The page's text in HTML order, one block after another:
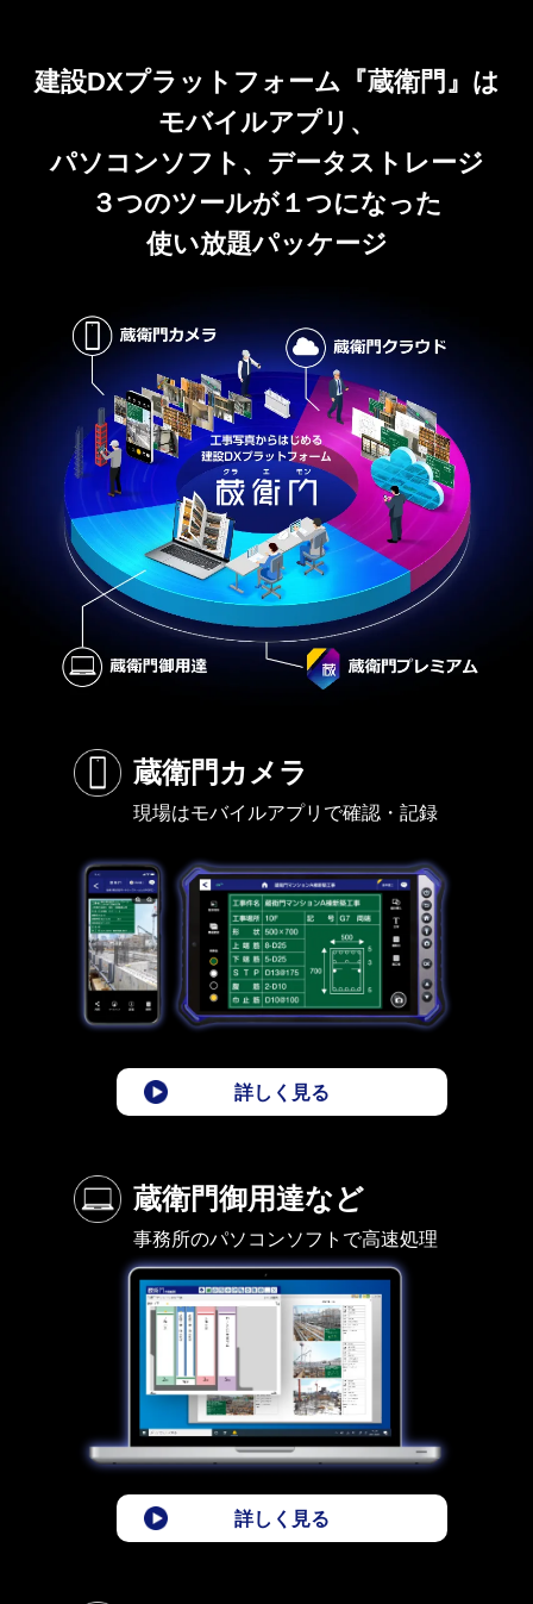
建設DXプラットフォーム『蔵衛門』は
モバイルアプリ、
パソコンソフト、データストレージ
３つのツールが１つになった
使い放題パッケージ
蔵衛門カメラ
現場はモバイルアプリで確認・記録
詳しく見る
蔵衛門御用達など
事務所のパソコンソフトで高速処理
詳しく見る